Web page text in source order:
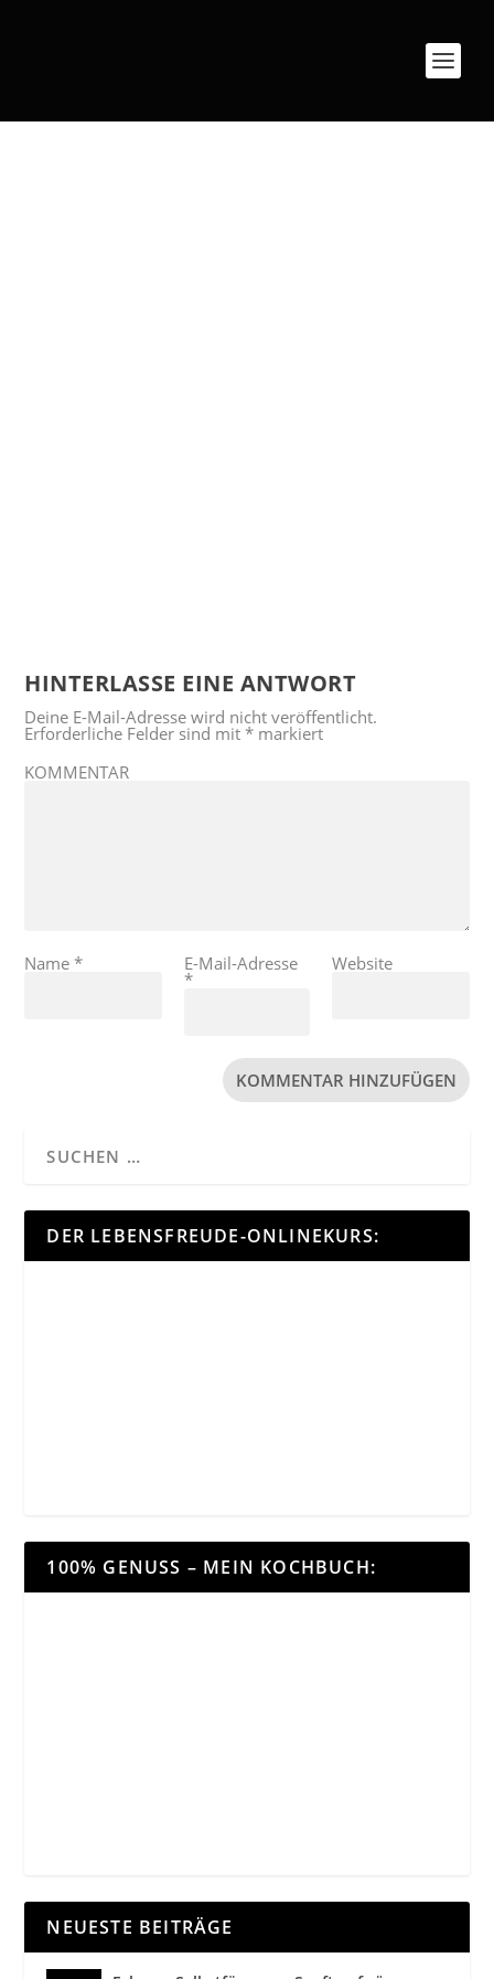
HINTERLASSE EINE ANTWORT
Deine E-Mail-Adresse wird nicht veröffentlicht.
Erforderliche Felder sind mit* markiert
KOMMENTAR
Name* E-Mail-Adresse
*
Website
DER LEBENSFREUDE-ONLINEKURS:
100% GENUSS – MEIN KOCHBUCH:
NEUESTE BEITRÄGE